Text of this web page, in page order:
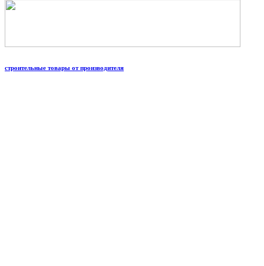
строительные товары от производителя